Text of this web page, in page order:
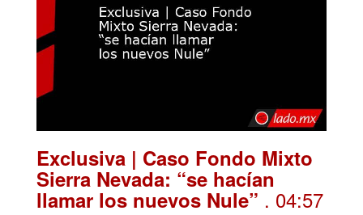
Exclusiva | Caso Fondo Mixto
Sierra Nevada: “se hacían
llamar los nuevos Nule” . 04:57